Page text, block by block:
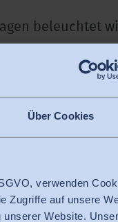
Über Cookies
verwenden
Zugriffe auf unsere
Website.
beleuchtet
? In einem
Treatments es
Pflege sein
Wolle
an Messe-